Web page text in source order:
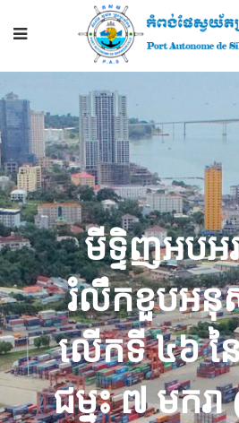
មីទ្ទិញអបអ
រំលឹកខួបអនុ
លើកទី ៤៦ ន
ជម្នះ ៧ មករ